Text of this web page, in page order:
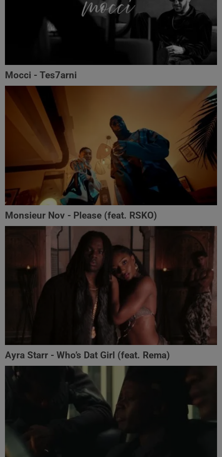
Mocci - Tes7arni
Monsieur Nov‬ - Please (feat. RSKO)
Ayra Starr - Who’s Dat Girl (feat. Rema)